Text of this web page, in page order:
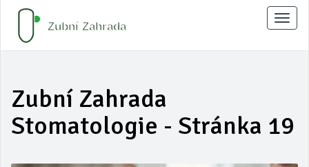
Zubní Zahrada
Stomatologie - Stránka 19